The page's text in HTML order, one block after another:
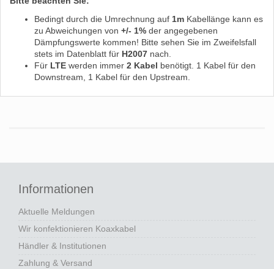
Bedingt durch die Umrechnung auf 1m Kabellänge kann es
zu Abweichungen von +/- 1% der angegebenen
Dämpfungswerte kommen! Bitte sehen Sie im Zweifelsfall
stets im Datenblatt für H2007 nach.
Für LTE werden immer 2 Kabel benötigt. 1 Kabel für den
Downstream, 1 Kabel für den Upstream.
Informationen
Aktuelle Meldungen
Wir konfektionieren Koaxkabel
Händler & Institutionen
Zahlung & Versand